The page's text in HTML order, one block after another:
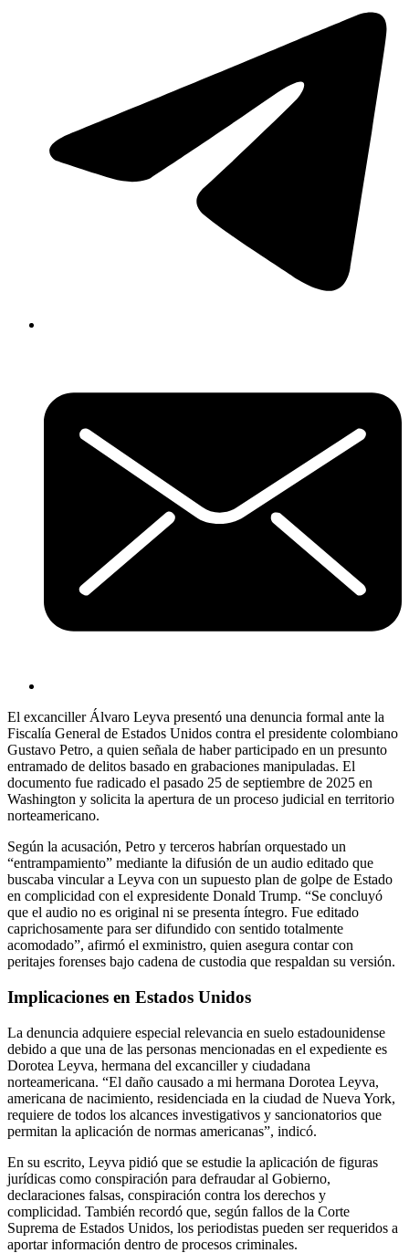
El excanciller Álvaro Leyva presentó una denuncia formal ante la
Fiscalía General de Estados Unidos contra el presidente colombiano
Gustavo Petro, a quien señala de haber participado en un presunto
entramado de delitos basado en grabaciones manipuladas. El
documento fue radicado el pasado 25 de septiembre de 2025 en
Washington y solicita la apertura de un proceso judicial en territorio
norteamericano.
Según la acusación, Petro y terceros habrían orquestado un
“entrampamiento” mediante la difusión de un audio editado que
buscaba vincular a Leyva con un supuesto plan de golpe de Estado
en complicidad con el expresidente Donald Trump. “Se concluyó
que el audio no es original ni se presenta íntegro. Fue editado
caprichosamente para ser difundido con sentido totalmente
acomodado”, afirmó el exministro, quien asegura contar con
peritajes forenses bajo cadena de custodia que respaldan su versión.
Implicaciones en Estados Unidos
La denuncia adquiere especial relevancia en suelo estadounidense
debido a que una de las personas mencionadas en el expediente es
Dorotea Leyva, hermana del excanciller y ciudadana
norteamericana. “El daño causado a mi hermana Dorotea Leyva,
americana de nacimiento, residenciada en la ciudad de Nueva York,
requiere de todos los alcances investigativos y sancionatorios que
permitan la aplicación de normas americanas”, indicó.
En su escrito, Leyva pidió que se estudie la aplicación de figuras
jurídicas como conspiración para defraudar al Gobierno,
declaraciones falsas, conspiración contra los derechos y
complicidad. También recordó que, según fallos de la Corte
Suprema de Estados Unidos, los periodistas pueden ser requeridos a
aportar información dentro de procesos criminales.